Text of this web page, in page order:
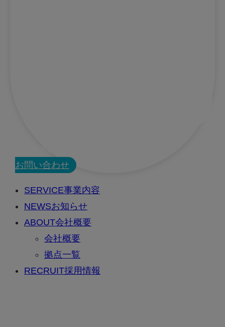
お問い合わせ
SERVICE事業内容
NEWSお知らせ
ABOUT会社概要
会社概要
拠点一覧
RECRUIT採用情報